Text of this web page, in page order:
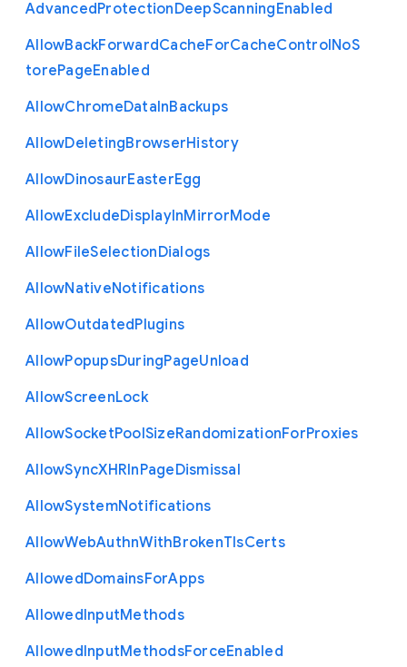
AdvancedProtectionDeepScanningEnabled
AllowBackForwardCacheForCacheControlNoS
torePageEnabled
AllowChromeDataInBackups
AllowDeletingBrowserHistory
AllowDinosaurEasterEgg
AllowExcludeDisplayInMirrorMode
AllowFileSelectionDialogs
AllowNativeNotifications
AllowOutdatedPlugins
AllowPopupsDuringPageUnload
AllowScreenLock
AllowSocketPoolSizeRandomizationForProxies
AllowSyncXHRInPageDismissal
AllowSystemNotifications
AllowWebAuthnWithBrokenTlsCerts
AllowedDomainsForApps
AllowedInputMethods
AllowedInputMethodsForceEnabled